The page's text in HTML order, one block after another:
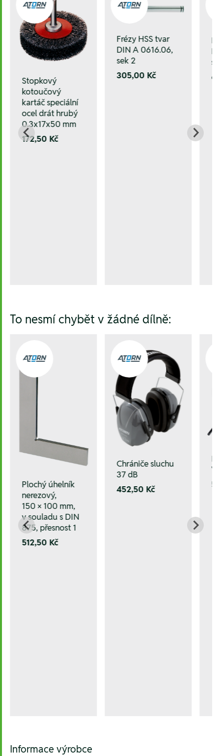
Stopkový
kotoučový
kartáč speciální
ocel drát hrubý
0.3x17x50 mm
172,50 Kč
Frézy HSS tvar
DIN A 0616.06,
sek 2
305,00 Kč
To nesmí chybět v žádné dílně:
Plochý úhelník
nerezový,
150 × 100 mm,
v souladu s DIN
875, přesnost 1
512,50 Kč
Chrániče sluchu
37 dB
452,50 Kč
Informace výrobce